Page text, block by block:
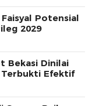
Potensial
2029
Bekasi Dinilai
Terbukti Efektif